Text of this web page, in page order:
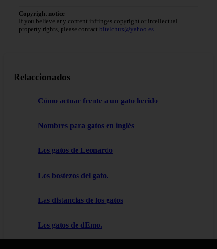
Copyright notice
If you believe any content infringes copyright or intellectual
property rights, please contact bitelchux@yahoo.es.
Relaccionados
Cómo actuar frente a un gato herido
Nombres para gatos en inglés
Los gatos de Leonardo
Los bostezos del gato.
Las distancias de los gatos
Los gatos de dEmo.